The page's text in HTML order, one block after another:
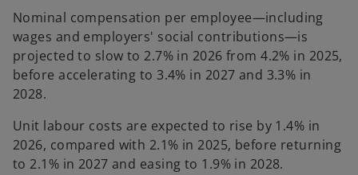
Nominal compensation per employee—including
wages and employers' social contributions—is
projected to slow to 2.7% in 2026 from 4.2% in 2025,
before accelerating to 3.4% in 2027 and 3.3% in
2028.
Unit labour costs are expected to rise by 1.4% in
2026, compared with 2.1% in 2025, before returning
to 2.1% in 2027 and easing to 1.9% in 2028.